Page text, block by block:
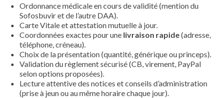
Ordonnance médicale en cours de validité (mention du
Sofosbuvir et de l’autre DAA).
Carte Vitale et attestation mutuelle à jour.
Coordonnées exactes pour une livraison rapide(adresse,
téléphone, créneau).
Choix de la présentation (quantité, générique ou princeps).
Validation du règlement sécurisé (CB, virement, PayPal
selon options proposées).
Lecture attentive des notices et conseils d’administration
(prise à jeun ou au même horaire chaque jour).